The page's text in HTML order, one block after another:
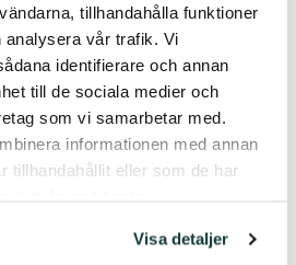
tillhandahålla funktioner
vår trafik. Vi
identifierare och annan
till de sociala medier och
som vi samarbetar med.
informationen med annan
tillhandahållit eller som de har
Visa detaljer
on eteläpohjalainen,
ja muusikko, joka on tullut
maamme eturivin
operoi suvereenisti musiikin
hänen sydämen musiikkiaan on
opiskellut Sibelius-Akatemiassa
säveltaiteen koulutusohjelmasta
opettajana. Jonna
Leinosen palkinnolla vuonna